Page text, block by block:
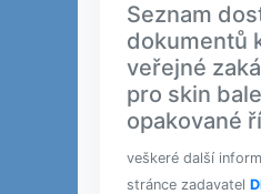
Seznam
dokumentů
veřejné
pro skin
opakované
veškeré další
stránce zadavatel